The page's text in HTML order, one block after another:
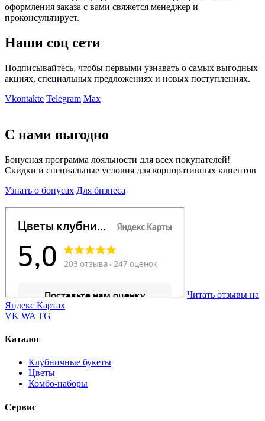
оформления заказа с вами свяжется менеджер и
проконсультирует.
Наши соц сети
Подписывайтесь, чтобы первыми узнавать о самых выгодных
акциях, специальных предложениях и новых поступлениях.
Vkontakte Telegram Max
С нами выгодно
Бонусная программа лояльности для всех покупателей!
Скидки и специальные условия для корпоративных клиентов
Узнать о бонусах Для бизнеса
Читать отзывы на
Яндекс Картах
VK WA TG
Каталог
Клубничные букеты
Цветы
Комбо-наборы
Сервис